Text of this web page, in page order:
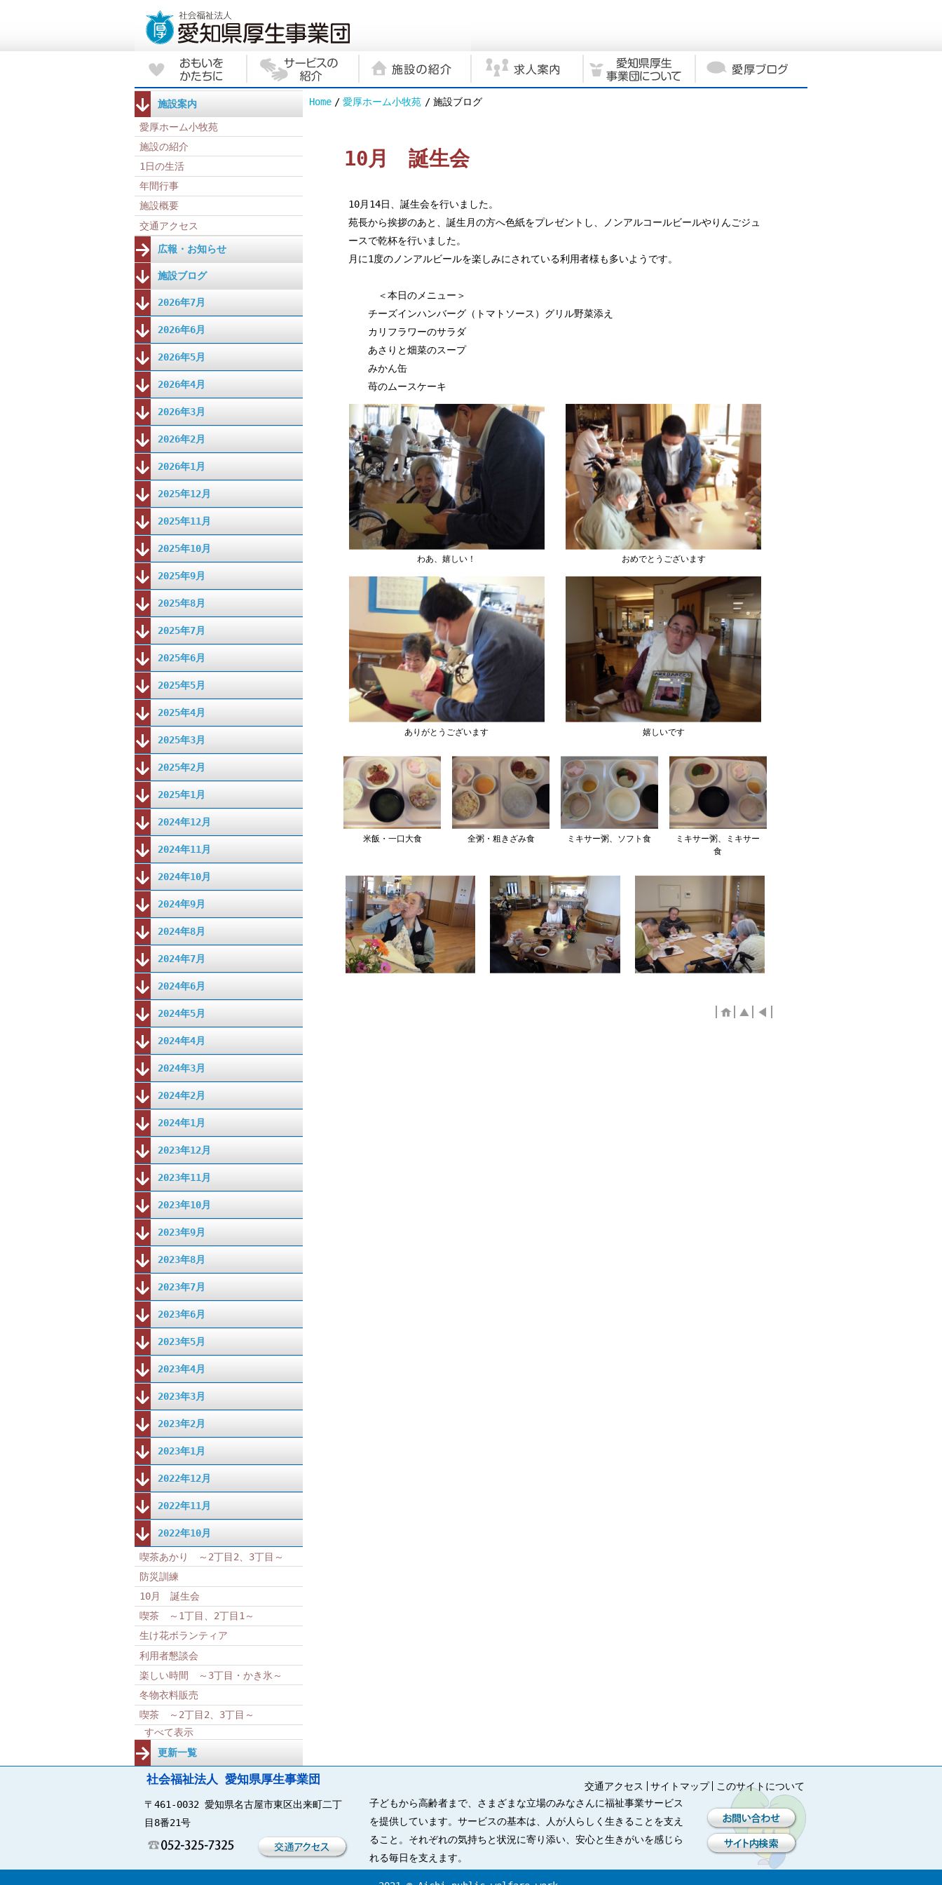
Home 愛厚ホーム小牧苑 施設ブログ
10月 誕生会
10月14日、誕生会を行いました。
苑長から挨拶のあと、誕生月の方へ色紙をプレゼントし、ノンアルコールビールやりんごジュ
ースで乾杯を行いました。
月に1度のノンアルビールを楽しみにされている利用者様も多いようです。
＜本日のメニュー＞
チーズインハンバーグ（トマトソース）グリル野菜添え
カリフラワーのサラダ
あさりと畑菜のスープ
みかん缶
苺のムースケーキ
わあ、嬉しい！ おめでとうございます
ありがとうございます 嬉しいです
米飯・一口大食 全粥・粗きざみ食 ミキサー粥、ソフト食
ミキサー粥、ミキサー
食
施設案内
愛厚ホーム小牧苑
施設の紹介
1日の生活
年間行事
施設概要
交通アクセス
広報・お知らせ
施設ブログ
2026年7月
2026年6月
2026年5月
2026年4月
2026年3月
2026年2月
2026年1月
2025年12月
2025年11月
2025年10月
2025年9月
2025年8月
2025年7月
2025年6月
2025年5月
2025年4月
2025年3月
2025年2月
2025年1月
2024年12月
2024年11月
2024年10月
2024年9月
2024年8月
2024年7月
2024年6月
2024年5月
2024年4月
2024年3月
2024年2月
2024年1月
2023年12月
2023年11月
2023年10月
2023年9月
2023年8月
2023年7月
2023年6月
2023年5月
2023年4月
2023年3月
2023年2月
2023年1月
2022年12月
2022年11月
2022年10月
喫茶あかり ～2丁目2、3丁目～
防災訓練
10月 誕生会
喫茶 ～1丁目、2丁目1～
生け花ボランティア
利用者懇談会
楽しい時間 ～3丁目・かき氷～
冬物衣料販売
喫茶 ～2丁目2、3丁目～
すべて表示
更新一覧
社会福祉法人 愛知県厚生事業団
〒461-0032 愛知県名古屋市東区出来町二丁
目8番21号
交通アクセス サイトマップ
このサイトについて
子どもから高齢者まで、さまざまな立場のみなさんに福祉事業サービス
を提供しています。サービスの基本は、人が人らしく生きることを支え
ること。それぞれの気持ちと状況に寄り添い、安心と生きがいを感じら
れる毎日を支えます。